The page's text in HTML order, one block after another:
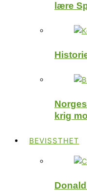
lære
krig
BEVISSTHET